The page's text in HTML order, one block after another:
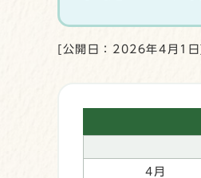
[公開日：2026年4月1日]
4月